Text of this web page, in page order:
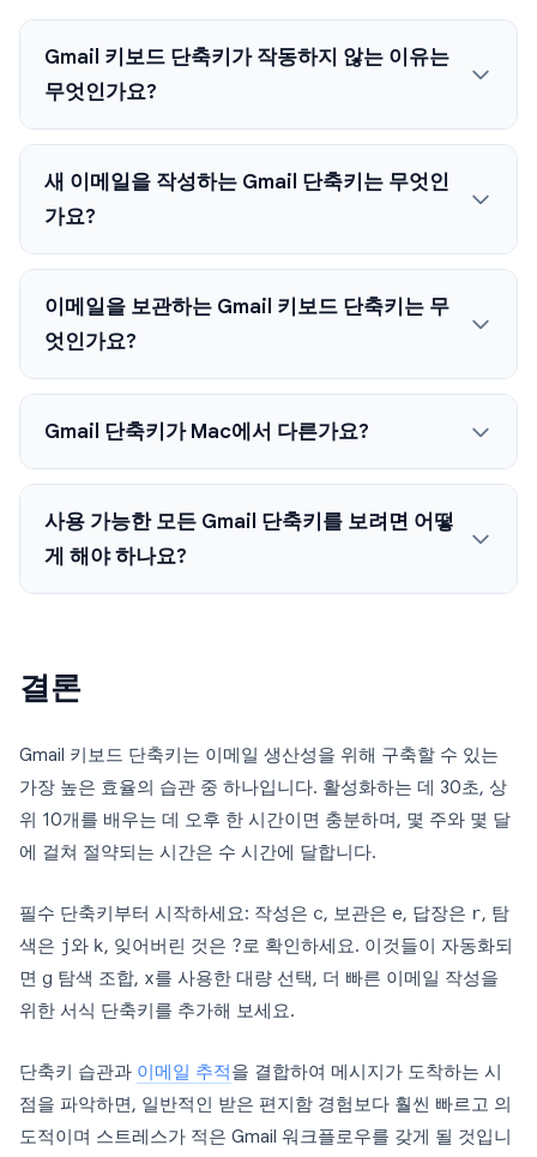
Gmail 키보드 단축키가 작동하지 않는 이유는
무엇인가요?
새 이메일을 작성하는 Gmail 단축키는 무엇인
가요?
이메일을 보관하는 Gmail 키보드 단축키는 무
엇인가요?
Gmail 단축키가 Mac에서 다른가요?
사용 가능한 모든 Gmail 단축키를 보려면 어떻
게 해야 하나요?
결론
Gmail 키보드 단축키는 이메일 생산성을 위해 구축할 수 있는
가장 높은 효율의 습관 중 하나입니다. 활성화하는 데 30초, 상
위 10개를 배우는 데 오후 한 시간이면 충분하며, 몇 주와 몇 달
에 걸쳐 절약되는 시간은 수 시간에 달합니다.
필수 단축키부터 시작하세요: 작성은 c, 보관은 e, 답장은 r, 탐
색은 j와 k, 잊어버린 것은 ?로 확인하세요. 이것들이 자동화되
면 g 탐색 조합, x를 사용한 대량 선택, 더 빠른 이메일 작성을
위한 서식 단축키를 추가해 보세요.
단축키 습관과 이메일 추적을 결합하여 메시지가 도착하는 시
점을 파악하면, 일반적인 받은 편지함 경험보다 훨씬 빠르고 의
도적이며 스트레스가 적은 Gmail 워크플로우를 갖게 될 것입니